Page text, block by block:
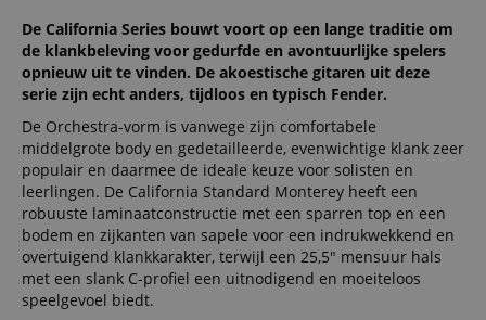
De California Series bouwt voort op een lange traditie om
de klankbeleving voor gedurfde en avontuurlijke spelers
opnieuw uit te vinden. De akoestische gitaren uit deze
serie zijn echt anders, tijdloos en typisch Fender.
De Orchestra-vorm is vanwege zijn comfortabele
middelgrote body en gedetailleerde, evenwichtige klank zeer
populair en daarmee de ideale keuze voor solisten en
leerlingen. De California Standard Monterey heeft een
robuuste laminaatconstructie met een sparren top en een
bodem en zijkanten van sapele voor een indrukwekkend en
overtuigend klankkarakter, terwijl een 25,5" mensuur hals
met een slank C-profiel een uitnodigend en moeiteloos
speelgevoel biedt.